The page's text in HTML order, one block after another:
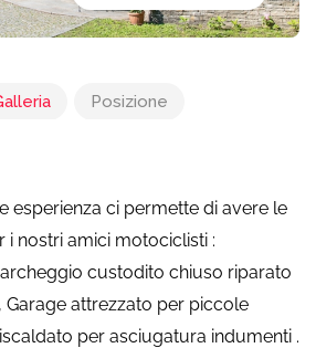
Posizione
esperienza ci permette di avere le
i nostri amici motociclisti :
custodito chiuso riparato
attrezzato per piccole
per asciugatura indumenti .